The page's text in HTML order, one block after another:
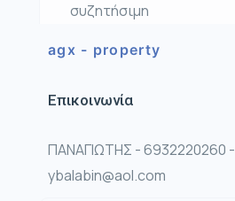
συζητήσιμη
agx - property
Επικοινωνία
ΠΑΝΑΓΙΩΤΗΣ - 6932220260 -
ybalabin@aol.com